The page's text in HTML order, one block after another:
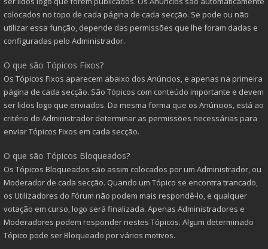
colocados no topo de cada página de cada secção. Se pode ou não
utilizar essa função, depende das permissões que lhe foram dadas e
configuradas pelo Administrador.
O que são Tópicos Fixos?
Os Tópicos Fixos aparecem abaixo dos Anúncios, e apenas na primeira
página de cada secção. São Tópicos com conteúdo importante e devem
ser lidos logo que enviados. Da mesma forma que os Anúncios, está ao
critério do Administrador determinar as permissões necessárias para
enviar Tópicos Fixos em cada secção.
O que são Tópicos Bloqueados?
Os Tópicos Bloqueados são assim colocados por um Administrador, ou
Moderador de cada secção. Quando um Tópico se encontra trancado,
os Utilizadores do Fórum não podem mais respondê-lo, e qualquer
votação em curso, logo será finalizada. Apenas Administradores e
Moderadores podem responder nestes Tópicos. Algum determinado
Tópico pode ser Bloqueado por vários motivos.